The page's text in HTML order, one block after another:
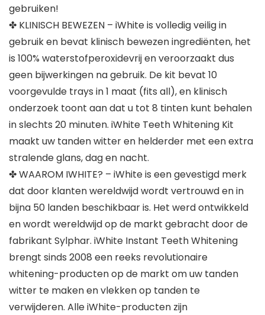
gebruiken!
✤ KLINISCH BEWEZEN – iWhite is volledig veilig in
gebruik en bevat klinisch bewezen ingrediënten, het
is 100% waterstofperoxidevrij en veroorzaakt dus
geen bijwerkingen na gebruik. De kit bevat 10
voorgevulde trays in 1 maat (fits all), en klinisch
onderzoek toont aan dat u tot 8 tinten kunt behalen
in slechts 20 minuten. iWhite Teeth Whitening Kit
maakt uw tanden witter en helderder met een extra
stralende glans, dag en nacht.
✤ WAAROM IWHITE? – iWhite is een gevestigd merk
dat door klanten wereldwijd wordt vertrouwd en in
bijna 50 landen beschikbaar is. Het werd ontwikkeld
en wordt wereldwijd op de markt gebracht door de
fabrikant Sylphar. iWhite Instant Teeth Whitening
brengt sinds 2008 een reeks revolutionaire
whitening-producten op de markt om uw tanden
witter te maken en vlekken op tanden te
verwijderen. Alle iWhite-producten zijn